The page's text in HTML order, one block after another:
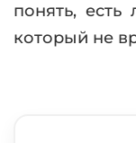
понять, есть
который не